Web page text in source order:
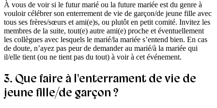
À vous de voir si le futur marié ou la future mariée est du genre à
vouloir célébrer son enterrement de vie de garçon/de jeune fille avec
tous ses frères/sœurs et ami(e)s, ou plutôt en petit comité. Invitez les
membres de la suite, tout(e) autre ami(e) proche et éventuellement
les collègues avec lesquels le marié/la mariée s’entend bien. En cas
de doute, n’ayez pas peur de demander au marié/à la mariée qui
il/elle tient (ou ne tient pas du tout) à voir à cet événement.
3. Que faire à l'enterrament de vie de
jeune fille/de garçon ?